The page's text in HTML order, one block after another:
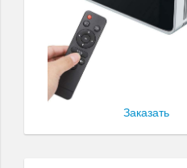
Заказать